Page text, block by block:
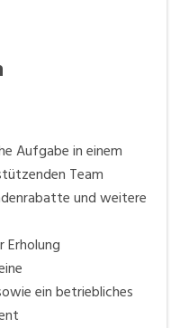
Aufgabe in einem
Team
und weitere
Erholung
ein betriebliches